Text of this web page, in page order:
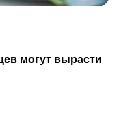
могут вырасти